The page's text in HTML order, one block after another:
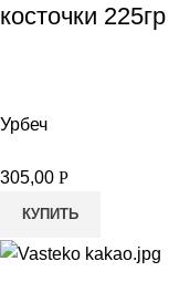
косточки 225гр
Урбеч
305,00 Р
КУПИТЬ